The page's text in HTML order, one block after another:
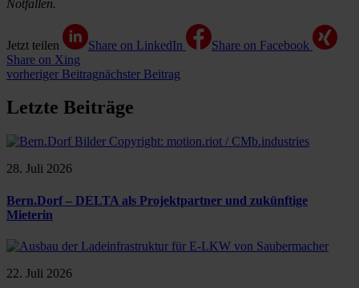
Notfällen.
Jetzt teilen Share on LinkedIn
Share on Facebook
Share on Xing
vorheriger Beitragnächster Beitrag
Letzte Beiträge
28. Juli 2026
Bern.Dorf – DELTA als Projektpartner und zukünftige
Mieterin
22. Juli 2026